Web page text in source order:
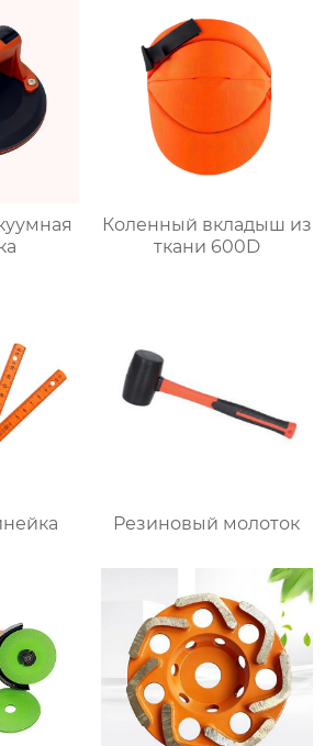
Коленный вкладыш из
ткани 600D
Резиновый молоток